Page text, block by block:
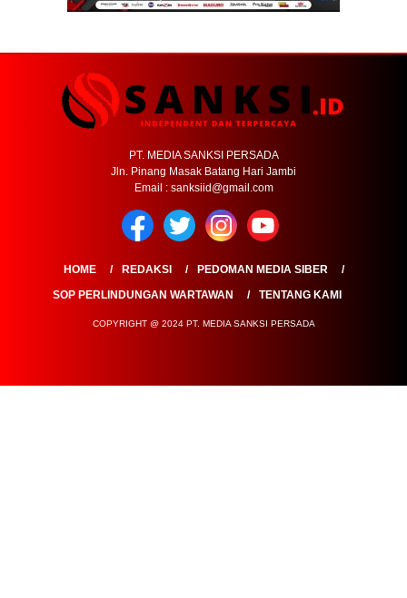
PT. MEDIA SANKSI PERSADA
Jln. Pinang Masak Batang Hari Jambi
Email : sanksiid@gmail.com
HOME REDAKSI
PEDOMAN MEDIA SIBER
SOP PERLINDUNGAN WARTAWAN
TENTANG KAMI
COPYRIGHT @ 2024 PT. MEDIA SANKSI PERSADA